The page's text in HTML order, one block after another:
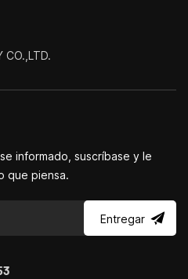
multifuncionales.
CO.,LTD.
informado, suscríbase y le
que piensa.
Entregar